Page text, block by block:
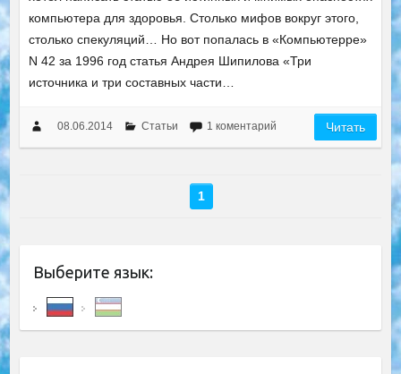
компьютера для здоровья. Столько мифов вокруг этого,
столько спекуляций… Но вот попалась в «Компьютерре»
N 42 за 1996 год статья Андрея Шипилова «Три
источника и три составных части…
08.06.2014 Статьи 1 коментарий Читать
1
Выберите язык: